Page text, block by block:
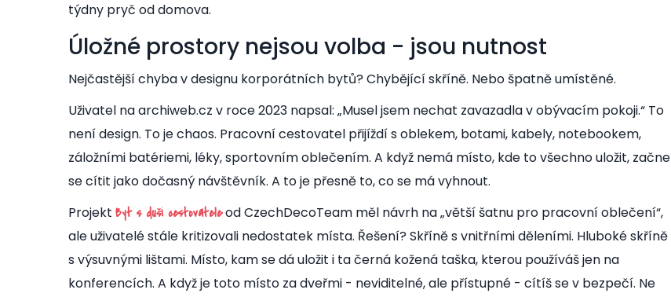
týdny pryč od domova.
Úložné prostory nejsou volba - jsou nutnost
Nejčastější chyba v designu korporátních bytů? Chybějící skříně. Nebo špatně umístěné.
Uživatel na archiweb.cz v roce 2023 napsal: „Musel jsem nechat zavazadla v obývacím pokoji.“ To
není design. To je chaos. Pracovní cestovatel přijíždí s oblekem, botami, kabely, notebookem,
záložními batériemi, léky, sportovním oblečením. A když nemá místo, kde to všechno uložit, začne
se cítit jako dočasný návštěvník. A to je přesně to, co se má vyhnout.
Projekt Byt s duší cestovateleod CzechDecoTeam měl návrh na „větší šatnu pro pracovní oblečení“,
ale uživatelé stále kritizovali nedostatek místa. Řešení? Skříně s vnitřními děleními. Hluboké skříně
s výsuvnými lištami. Místo, kam se dá uložit i ta černá kožená taška, kterou používáš jen na
konferencích. A když je toto místo za dveřmi - neviditelné, ale přístupné - cítíš se v bezpečí. Ne